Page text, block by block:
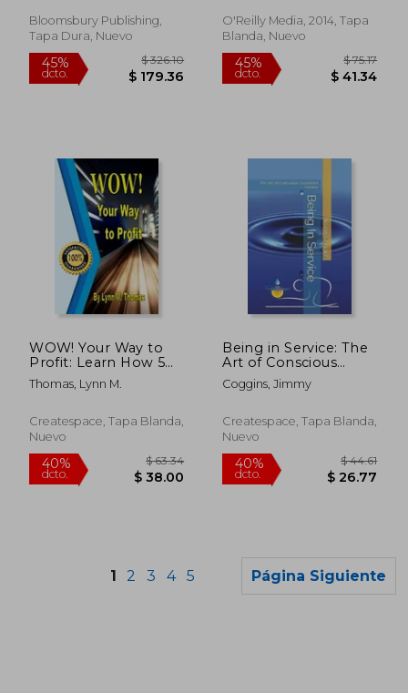
$ 37.24 $
Bloomsbury Publishing,
Tapa Dura, Nuevo
O'Reilly Media, 2014, Tapa
Blanda, Nuevo
WOW! Your Way to
Profit: Learn How 5%
of WOW! Can Boost
Profits By Up To 85%
Thomas, Lynn M.
Createspace, Tapa Blanda,
Nuevo
Being in Service: The
Art of Conscious
Customer Service (en
Inglés)
Coggins, Jimmy
Createspace, Tapa Blanda,
Nuevo
1 2 3 4 5 Página Siguiente